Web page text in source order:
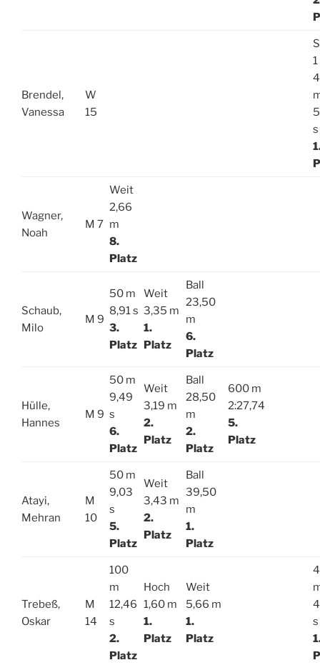
Brendel,
Vanessa
W
15
1
s
Wagner,
Noah
M 7
Weit
2,66
m
8.
Platz
Schaub,
Milo
M 9
50 m
8,91 s
3.
Platz
Weit
3,35 m
1.
Platz
Ball
23,50
m
6.
Platz
Hülle,
Hannes
M 9
50 m
9,49
s
6.
Platz
Weit
3,19 m
2.
Platz
Ball
28,50
m
2.
Platz
600 m
2:27,74
5.
Platz
Atayi,
Mehran
M
10
50 m
9,03
s
5.
Platz
Weit
3,43 m
2.
Platz
Ball
39,50
m
1.
Platz
Trebeß,
Oskar
M
14
100
m
12,46
s
2.
Platz
Hoch
1,60 m
1.
Platz
Weit
5,66 m
1.
Platz
s